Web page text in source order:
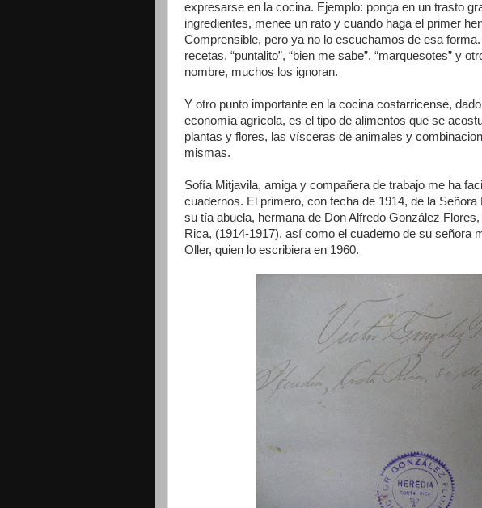
expresarse en la cocina. Ejemplo: ponga en un trasto
ingredientes, menee un rato y cuando haga el primer
Comprensible, pero ya no lo escuchamos de esa
recetas, “puntalito”, “bien me sabe”, “marquesotes” y
nombre, muchos los ignoran.
Y otro punto importante en la cocina costarricense,
economía agrícola, es el tipo de alimentos que se
plantas y flores, las vísceras de animales y
mismas.
Sofía Mitjavila, amiga y compañera de trabajo me ha
cuadernos. El primero, con fecha de 1914, de la
su tía abuela, hermana de Don Alfredo González
Rica, (1914-1917), así como el cuaderno de su señora
Oller, quien lo escribiera en 1960.